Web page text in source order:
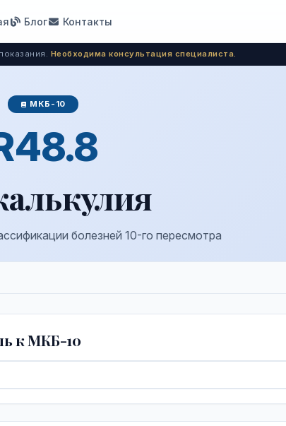
Блог Контакты
Необходима консультация специалиста.
МКБ-10
болезней 10-го пересмотра
к МКБ-10